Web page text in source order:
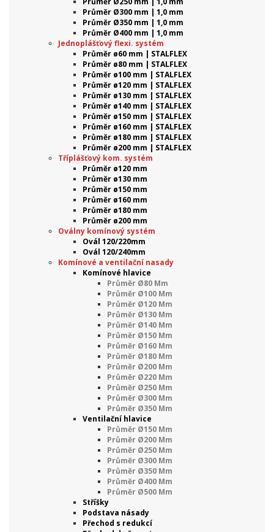
Průměr Ø300 mm | 1,0 mm
Průměr Ø350 mm | 1,0 mm
Průměr Ø400 mm | 1,0 mm
Jednoplášťový flexi. systém
Průměr ø60 mm | STALFLEX
Průměr ø80 mm | STALFLEX
Průměr ø100 mm | STALFLEX
Průměr ø120 mm | STALFLEX
Průměr ø130 mm | STALFLEX
Průměr ø140 mm | STALFLEX
Průměr ø150 mm | STALFLEX
Průměr ø160 mm | STALFLEX
Průměr ø180 mm | STALFLEX
Průměr ø200 mm | STALFLEX
Tříplášťový kom. systém
Průměr ø120 mm
Průměr ø130 mm
Průměr ø150 mm
Průměr ø160 mm
Průměr ø180 mm
Průměr ø200 mm
Oválny komínový systém
Ovál 120/220mm
Ovál 120/240mm
Komínové a ventilační nasady
Komínové hlavice
Průměr Ø80 Mm
Průměr Ø100 Mm
Průměr Ø120 Mm
Průměr Ø130 Mm
Průměr Ø140 Mm
Průměr Ø150 Mm
Průměr Ø160 Mm
Průměr Ø180 Mm
Průměr Ø200 Mm
Průměr Ø220 Mm
Průměr Ø250 Mm
Průměr Ø300 Mm
Průměr Ø350 Mm
Ventilační hlavice
Průměr Ø150 Mm
Průměr Ø200 Mm
Průměr Ø250 Mm
Průměr Ø300 Mm
Průměr Ø350 Mm
Průměr Ø400 Mm
Průměr Ø500 Mm
Stříšky
Podstava násady
Přechod s redukcí